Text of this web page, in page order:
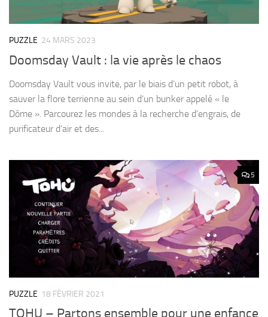
PUZZLE 24 MARS 2023
Doomsday Vault : la vie après le chaos
Doomsday Vault vous invite, par le biais d’un petit robot, à
sauver la flore terrienne au sein d’un bunker appelé « le
Dôme ». Parcourez les mondes à la recherche d’engrais, de
purificateur d’air et des...
5
PUZZLE 18 FÉVRIER 2021
TOHU – Partons ensemble pour une enfance